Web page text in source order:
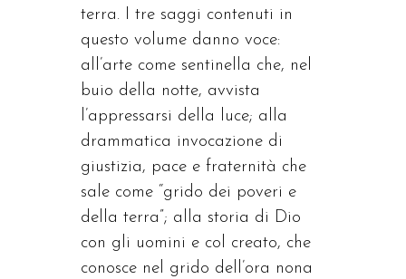
terra. I tre saggi contenuti in
questo volume danno voce:
all’arte come sentinella che, nel
buio della notte, avvista
l’appressarsi della luce; alla
drammatica invocazione di
giustizia, pace e fraternità che
sale come “grido dei poveri e
della terra”; alla storia di Dio
con gli uomini e col creato, che
conosce nel grido dell’ora nona